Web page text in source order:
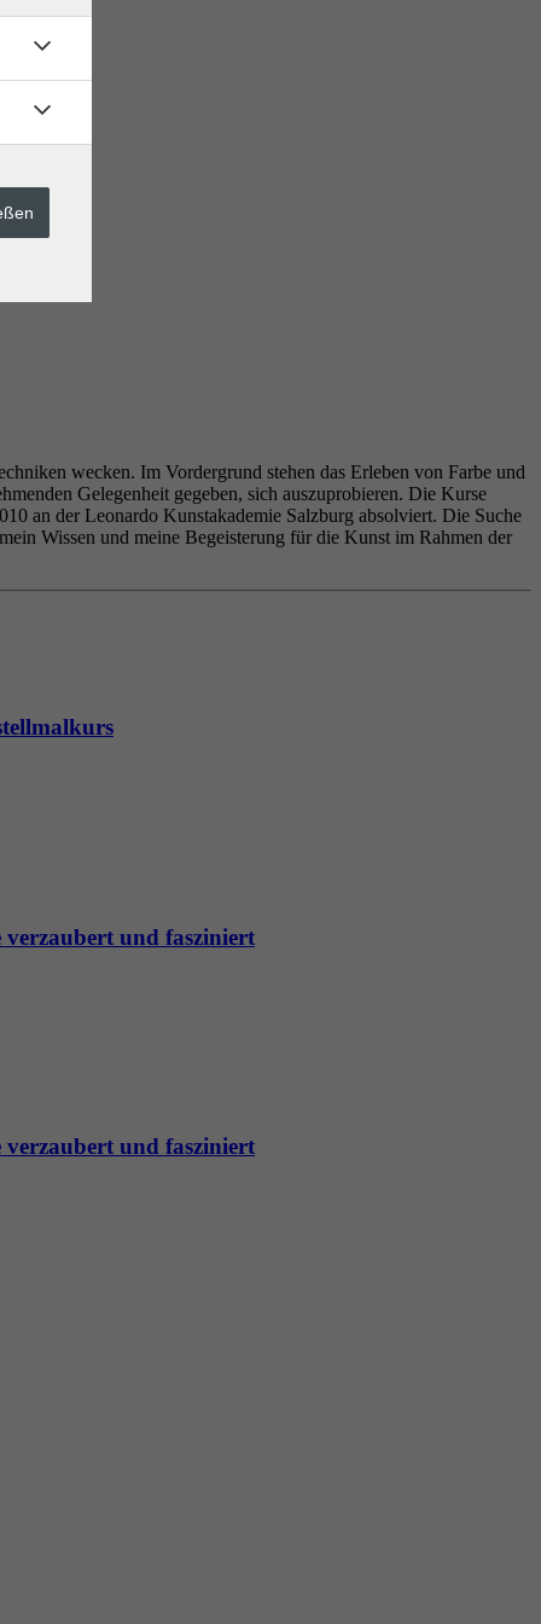
wecken. Im Vordergrund stehen das Erleben von Farbe und
Gelegenheit gegeben, sich auszuprobieren. Die Kurse
an der Leonardo Kunstakademie Salzburg absolviert. Die Suche
Wissen und meine Begeisterung für die Kunst im Rahmen der
und fasziniert
und fasziniert